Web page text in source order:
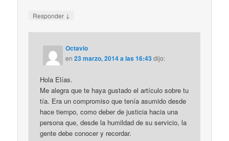
Responder ↓
Octavio
en23 marzo, 2014 a las 16:43dijo:
Hola Elías.
Me alegra que te haya gustado el artículo sobre tu
tía. Era un compromiso que tenía asumido desde
hace tiempo, como deber de justicia hacia una
persona que, desde la humildad de su servicio, la
gente debe conocer y recordar.